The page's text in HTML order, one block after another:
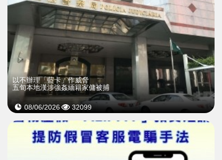
以不辦理「藍卡」作威脅
五旬本地漢涉強姦緬籍家傭被捕
08/06/2026 32099